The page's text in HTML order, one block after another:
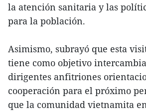
la atención sanitaria y las
para la población.
Asimismo, subrayó que esta
tiene como objetivo
dirigentes anfitriones
cooperación para el próximo
que la comunidad vietnamita